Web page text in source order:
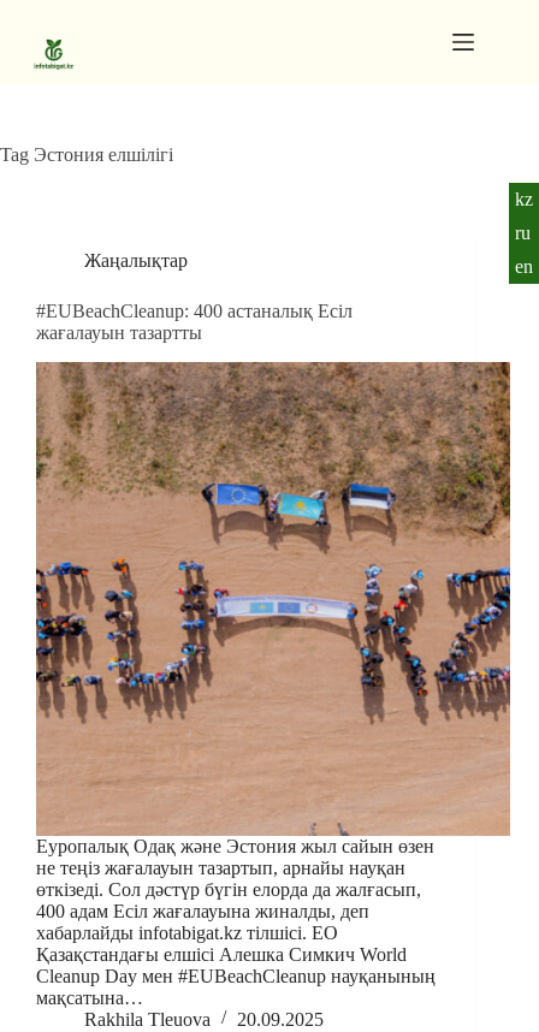
content
kz
ru
en
Tag Эстония елшілігі
Жаңалықтар
#EUBeachCleanup: 400 астаналық Есіл
жағалауын тазартты
Еуропалық Одақ және Эстония жыл сайын өзен
не теңіз жағалауын тазартып, арнайы науқан
өткізеді. Сол дәстүр бүгін елорда да жалғасып,
400 адам Есіл жағалауына жиналды, деп
хабарлайды infotabigat.kz тілшісі. ЕО
Қазақстандағы елшісі Алешка Симкич World
Cleanup Day мен #EUBeachCleanup науқанының
мақсатына…
Rakhila Tleuova
20.09.2025